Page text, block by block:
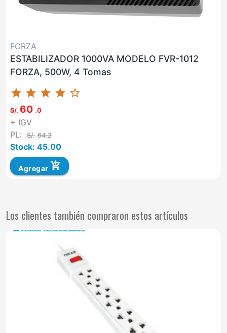
FORZA
ESTABILIZADOR 1000VA MODELO FVR-1012
FORZA, 500W, 4 Tomas
star star star star star_border
S/. 60 .0
+ IGV
PL:
S/. 64.2
Stock: 45.00
Agregar add_shopping_cart
Los clientes también compraron estos artículos